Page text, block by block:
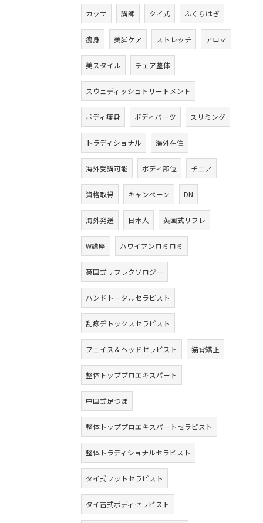
カッサ 講師 タイ式 ふくらはぎ
痩身 美脚ケア ストレッチ アロマ
美スタイル チェア整体
スウェディッシュトリートメント
ボディ痩身 ボディパーツ スリミング
トラディショナル 海外在住
海外受講可能 ボディ部位 チェア
資格取得 キャンペーン DN
海外発送 日本人 英国式リフレ
W講座 ハワイアンロミロミ
英国式リフレクソロジー
ハンドトータルセラピスト
刮痧デトックスセラピスト
フェイス＆ヘッドセラピスト 猫背矯正
整体トッププロエキスパート
中国式足つぼ
整体トッププロエキスパートセラピスト
整体トラディショナルセラピスト
タイ式フットセラピスト
タイ古式ボディセラピスト